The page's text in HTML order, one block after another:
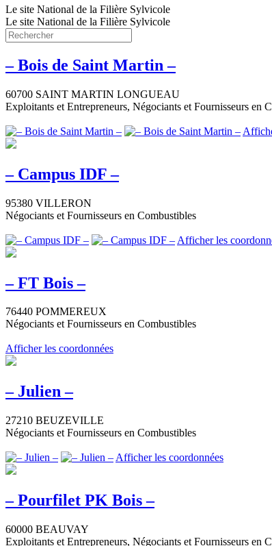
Le site National de la Filière Sylvicole
Le site National de la Filière Sylvicole
– Bois de Saint Martin –
60700 SAINT MARTIN LONGUEAU
Exploitants et Entrepreneurs, Négociants et Fournisseurs en
– Campus IDF –
95380 VILLERON
Négociants et Fournisseurs en Combustibles
Afficher les
– FT Bois –
76440 POMMEREUX
Négociants et Fournisseurs en Combustibles
Afficher les coordonnées
– Julien –
27210 BEUZEVILLE
Négociants et Fournisseurs en Combustibles
Afficher les coordonnées
– Pourfilet PK Bois –
60000 BEAUVAY
Exploitants et Entrepreneurs, Négociants et Fournisseurs en